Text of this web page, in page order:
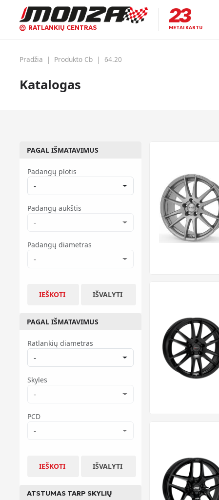
RATLANKIŲ CENTRAS METAI KARTU
Pradžia | Produkto Cb | 64.20
Katalogas
PAGAL IŠMATAVIMUS
Padangų plotis
-
Padangų aukštis
-
Padangų diametras
-
IEŠKOTI IŠVALYTI
PAGAL IŠMATAVIMUS
Ratlankių diametras
-
Skyles
-
PCD
-
IEŠKOTI IŠVALYTI
ATSTUMAS TARP SKYLIŲ